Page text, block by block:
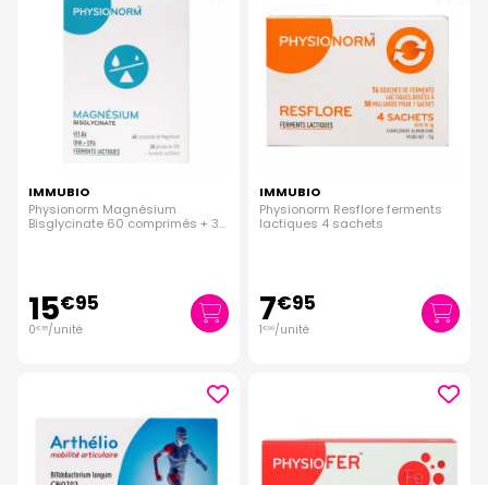
IMMUBIO
Physionorm Magnésium
Bisglycinate 60 comprimés + 30
15€95
0€ 18/unité
IMMUBIO
Physionorm Resflore ferments
lactiques 4 sachets
7€95
1€99/unité